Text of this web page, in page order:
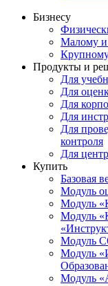
Бизнесу
Малому и
Продукты и
Для
Для
Для
Для
Для
контроля
Для
Купить
Базовая
Модуль
Модуль
Модуль
Модуль
Модуль
Модуль